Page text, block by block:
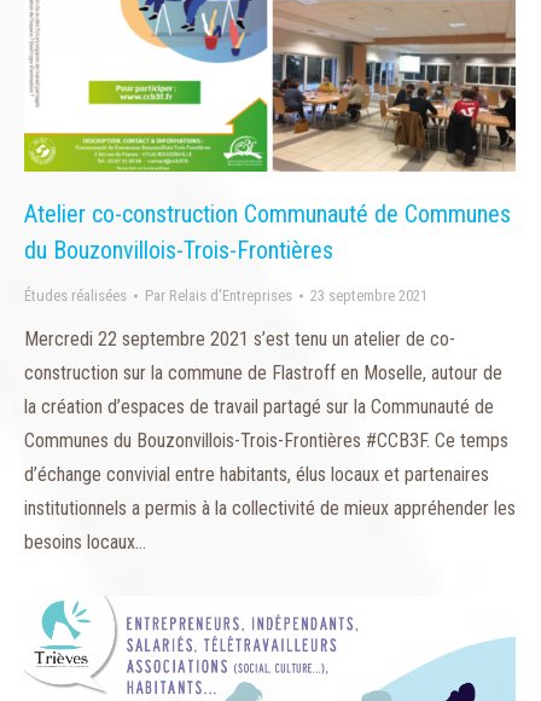
Atelier co-construction Communauté de Communes
du Bouzonvillois-Trois-Frontières
Études réalisées Par Relais d'Entreprises 23 septembre 2021
Mercredi 22 septembre 2021 s’est tenu un atelier de co-
construction sur la commune de Flastroff en Moselle, autour de
la création d’espaces de travail partagé sur la Communauté de
Communes du Bouzonvillois-Trois-Frontières #CCB3F. Ce temps
d’échange convivial entre habitants, élus locaux et partenaires
institutionnels a permis à la collectivité de mieux appréhender les
besoins locaux…